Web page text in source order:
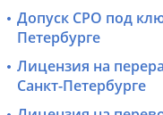
Допуск СРО под
Петербурге
Лицензия на
Санкт-Петербурге